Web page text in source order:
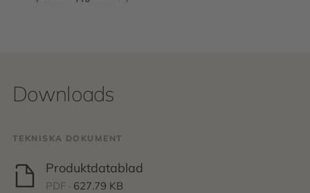
Downloads
TEKNISKA DOKUMENT
Produktdatablad
PDF · 627.79 KB